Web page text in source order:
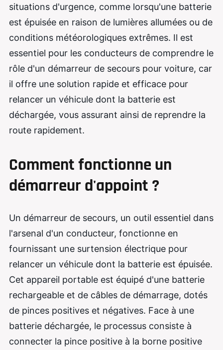
situations d'urgence, comme lorsqu'une batterie
est épuisée en raison de lumières allumées ou de
conditions météorologiques extrêmes. Il est
essentiel pour les conducteurs de comprendre le
rôle d'un démarreur de secours pour voiture, car
il offre une solution rapide et efficace pour
relancer un véhicule dont la batterie est
déchargée, vous assurant ainsi de reprendre la
route rapidement.
Comment fonctionne un
démarreur d'appoint ?
Un démarreur de secours, un outil essentiel dans
l'arsenal d'un conducteur, fonctionne en
fournissant une surtension électrique pour
relancer un véhicule dont la batterie est épuisée.
Cet appareil portable est équipé d'une batterie
rechargeable et de câbles de démarrage, dotés
de pinces positives et négatives. Face à une
batterie déchargée, le processus consiste à
connecter la pince positive à la borne positive